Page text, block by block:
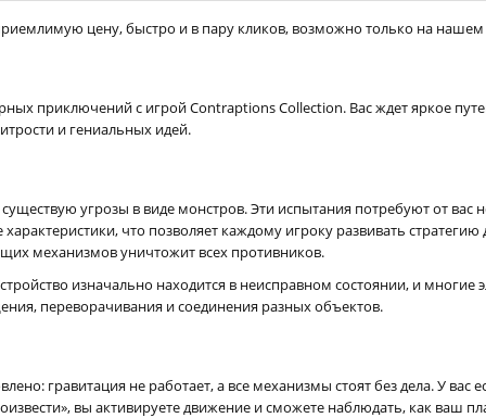
цену, быстро и в пару кликов, возможно только на нашем
приключений с игрой Contraptions Collection. Вас ждет яркое
и гениальных идей.
угрозы в виде монстров. Эти испытания потребуют от
что позволяет каждому игроку развивать
механизмов уничтожит всех противников.
изначально находится в неисправном состоянии, и
переворачивания и соединения разных объектов.
гравитация не работает, а все механизмы стоят без дела. У вас
вы активируете движение и сможете наблюдать, как ваш